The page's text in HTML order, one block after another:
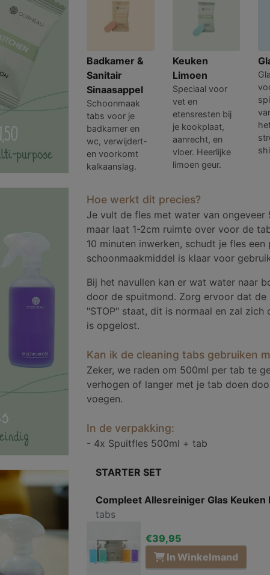
Badkamer &
Sanitair
Sinaasappel
Schoonmaak
tabs voor je
badkamer en
wc, verwijdert-
en voorkomt
kalkaanslag.
Keuken
Limoen
Speciaal voor
vet en
etensresten bij
je kookplaat,
aanrecht, en
vloer. Heerlijke
limoen geur.
Hoe werkt dit precies?
Je vult de fles met water van ongeveer
maar laat 1-2cm ruimte over voor de
10 minuten inwerken, schudt je fles een
schoonmaakmiddel is klaar voor
Bij het navullen kan er wat water naar
door de spuitmond. Zorg ervoor dat
"STOP" staat, dit is normaal en zal
is opgelost.
Kan ik de cleaning tabs gebruiken
Zeker, we raden om 500ml per tab te
verhogen of langer met je tab doen
voegen.
In de verpakking:
- 4x Spuitfles 500ml + tab
STARTER SET
Compleet Allesreiniger Glas Keuken
tabs
€39,95
In Winkelmand